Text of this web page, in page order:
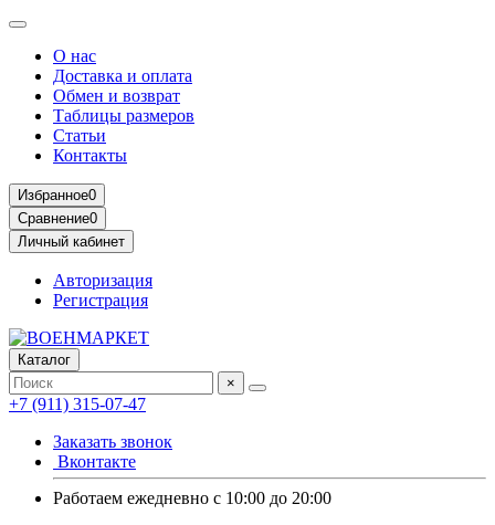
О нас
Доставка и оплата
Обмен и возврат
Таблицы размеров
Статьи
Контакты
Избранное0
Сравнение0
Личный кабинет
Авторизация
Регистрация
Каталог
×
+7 (911) 315-07-47
Заказать звонок
Вконтакте
Работаем ежедневно с 10:00 до 20:00